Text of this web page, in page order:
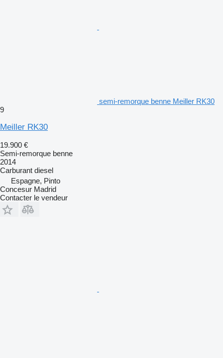
semi-remorque benne Meiller RK30
9
Meiller RK30
19.900 €
Semi-remorque benne
2014
Carburant diesel
Espagne, Pinto
Concesur Madrid
Contacter le vendeur